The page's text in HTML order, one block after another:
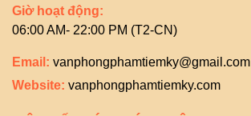
Giờ hoạt động:
06:00 AM- 22:00 PM (T2-CN)
Email: vanphongphamtiemky@gmail.com
Website: vanphongphamtiemky.com